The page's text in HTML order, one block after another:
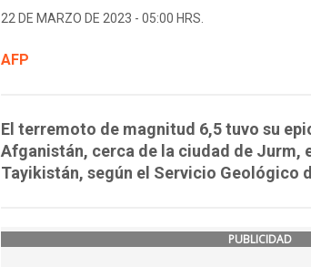
22 DE MARZO DE 2023 - 05:00 HRS.
AFP
El terremoto de magnitud 6,5 tuvo su
Afganistán, cerca de la ciudad de Jurm,
Tayikistán, según el Servicio Geológico
PUBLICIDAD